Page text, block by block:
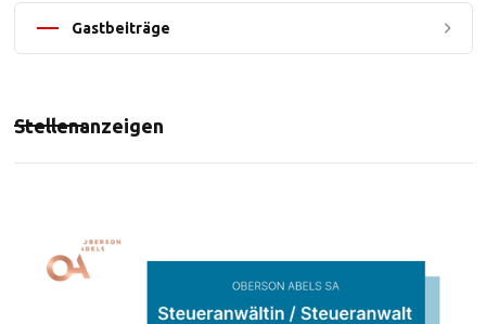
Gastbeiträge
Stellenanzeigen